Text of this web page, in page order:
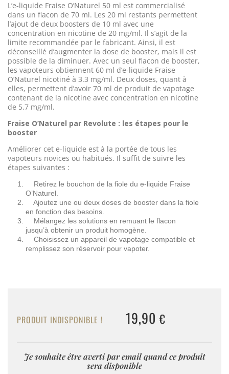
L’e-liquide Fraise O’Naturel 50 ml est commercialisé
dans un flacon de 70 ml. Les 20 ml restants permettent
l’ajout de deux boosters de 10 ml avec une
concentration en nicotine de 20 mg/ml. Il s’agit de la
limite recommandée par le fabricant. Ainsi, il est
déconseillé d’augmenter la dose de booster, mais il est
possible de la diminuer. Avec un seul flacon de booster,
les vapoteurs obtiennent 60 ml d’e-liquide Fraise
O’Naturel nicotiné à 3.3 mg/ml. Deux doses, quant à
elles, permettent d’avoir 70 ml de produit de vapotage
contenant de la nicotine avec concentration en nicotine
de 5.7 mg/ml.
Fraise O’Naturel par Revolute : les étapes pour le
booster
Améliorer cet e-liquide est à la portée de tous les
vapoteurs novices ou habitués. Il suffit de suivre les
étapes suivantes :
Retirez le bouchon de la fiole du e-liquide Fraise
O’Naturel.
Ajoutez une ou deux doses de booster dans la fiole
en fonction des besoins.
Mélangez les solutions en remuant le flacon
jusqu’à obtenir un produit homogène.
Choisissez un appareil de vapotage compatible et
remplissez son réservoir pour vapoter.
PRODUIT INDISPONIBLE ! 19,90€
Je souhaite être averti par email quand ce produit
sera disponible